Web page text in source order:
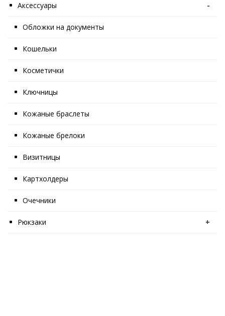
Аксессуары -
Обложки на документы
Кошельки
Косметички
Ключницы
Кожаные браслеты
Кожаные брелоки
Визитницы
Картхолдеры
Очечники
Рюкзаки +